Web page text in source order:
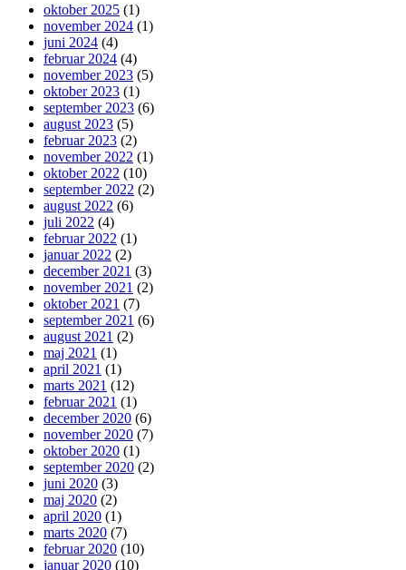
oktober 2025 (1)
november 2024 (1)
juni 2024 (4)
februar 2024 (4)
november 2023 (5)
oktober 2023 (1)
september 2023 (6)
august 2023 (5)
februar 2023 (2)
november 2022 (1)
oktober 2022 (10)
september 2022 (2)
august 2022 (6)
juli 2022 (4)
februar 2022 (1)
januar 2022 (2)
december 2021 (3)
november 2021 (2)
oktober 2021 (7)
september 2021 (6)
august 2021 (2)
maj 2021 (1)
april 2021 (1)
marts 2021 (12)
februar 2021 (1)
december 2020 (6)
november 2020 (7)
oktober 2020 (1)
september 2020 (2)
juni 2020 (3)
maj 2020 (2)
april 2020 (1)
marts 2020 (7)
februar 2020 (10)
januar 2020 (10)